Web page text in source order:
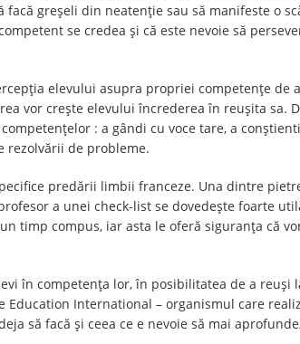
greșeli din neatenție sau să manifeste o
se credea și că este nevoie să
elevului asupra propriei competenţe de
vor crește elevului încrederea în reușita sa.
: a gândi cu voce tare, a
rezolvării de probleme.
predării limbii franceze. Una dintre
a unei check-list se dovedește foarte
timp compus, iar asta le oferă siguranța că
în competența lor, în posibilitatea de a reuși
International – organismul care
să facă și ceea ce e nevoie să mai